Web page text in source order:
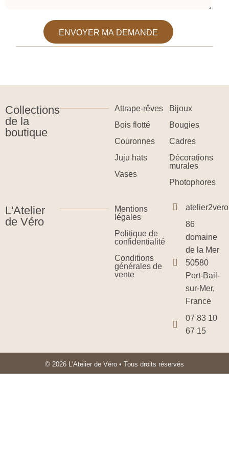
ENVOYER MA DEMANDE
Collections
de la
boutique
Attrape-rêves
Bois flotté
Couronnes
Juju hats
Vases
Bijoux
Bougies
Cadres
Décorations
murales
Photophores
L'Atelier
de Véro
Mentions
légales
Politique de
confidentialité
Conditions
générales de
vente
86
domaine
de la Mer
50580
Port-Bail-
sur-Mer,
France
07 83 10
67 15
© 2026 L'Atelier de Véro • Tous droits réservés